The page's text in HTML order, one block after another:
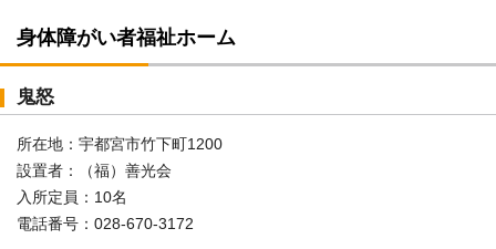
身体障がい者福祉ホーム
鬼怒
所在地：宇都宮市竹下町1200
設置者：（福）善光会
入所定員：10名
電話番号：028-670-3172